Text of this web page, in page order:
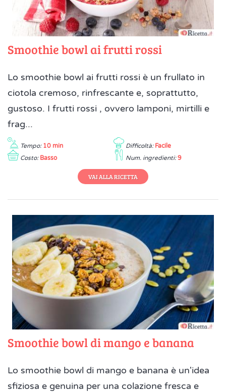
Smoothie bowl ai frutti rossi
Lo smoothie bowl ai frutti rossi è un frullato in
ciotola cremoso, rinfrescante e, soprattutto,
gustoso. I frutti rossi , ovvero lamponi, mirtilli e
frag...
Tempo: 10 min Difficoltà: Facile
Costo: Basso Num. ingredienti: 9
VAI ALLA RICETTA
Smoothie bowl di mango e banana
Lo smoothie bowl di mango e banana è un'idea
sfiziosa e genuina per una colazione fresca e